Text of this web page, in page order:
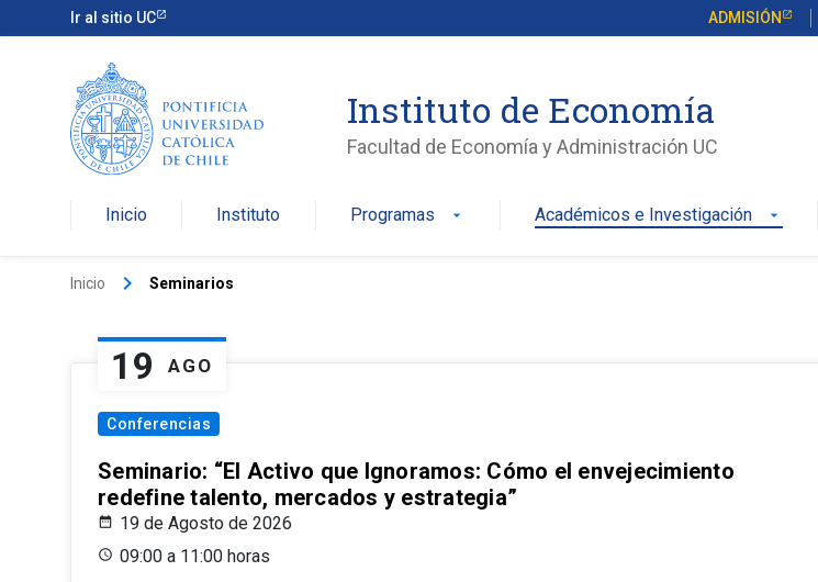
Ir al sitio UC ADMISIÓN
Instituto de Economía
Facultad de Economía y Administración UC
Inicio Instituto Programas arrow_drop_down Académicos e Investigación arrow_drop_down
Inicio keyboard_arrow_right Seminarios
19 AGO
Conferencias
Seminario: “El Activo que Ignoramos: Cómo el envejecimiento
redefine talento, mercados y estrategia”
19 de Agosto de 2026
09:00 a 11:00 horas